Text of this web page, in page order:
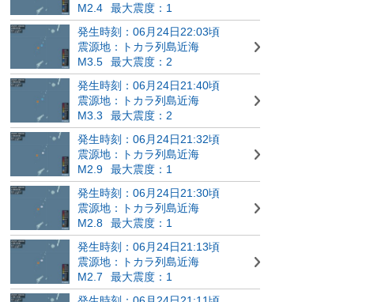
M2.4
最大震度：1
発生時刻：06月24日22:03頃
震源地：トカラ列島近海
M3.5
最大震度：2
発生時刻：06月24日21:40頃
震源地：トカラ列島近海
M3.3
最大震度：2
発生時刻：06月24日21:32頃
震源地：トカラ列島近海
M2.9
最大震度：1
発生時刻：06月24日21:30頃
震源地：トカラ列島近海
M2.8
最大震度：1
発生時刻：06月24日21:13頃
震源地：トカラ列島近海
M2.7
最大震度：1